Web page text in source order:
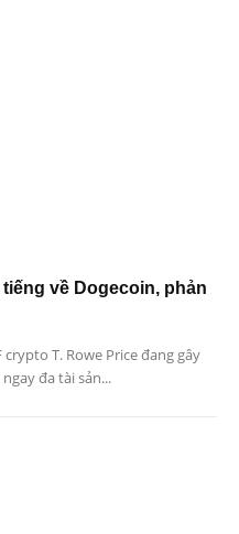
về Dogecoin, phản
crypto T. Rowe Price đang gây
đa tài sản...